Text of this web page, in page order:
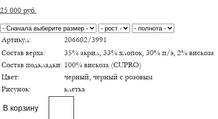
25 000 руб.
Артикул:
206602/3991
Состав верха:
35% акрил, 33% хлопок, 30% п/э, 2% вискоза
Состав подкладки: 100% вискоза (CUPRO)
Цвет:
черный, черный с розовым
Рисунок:
клетка
В корзину